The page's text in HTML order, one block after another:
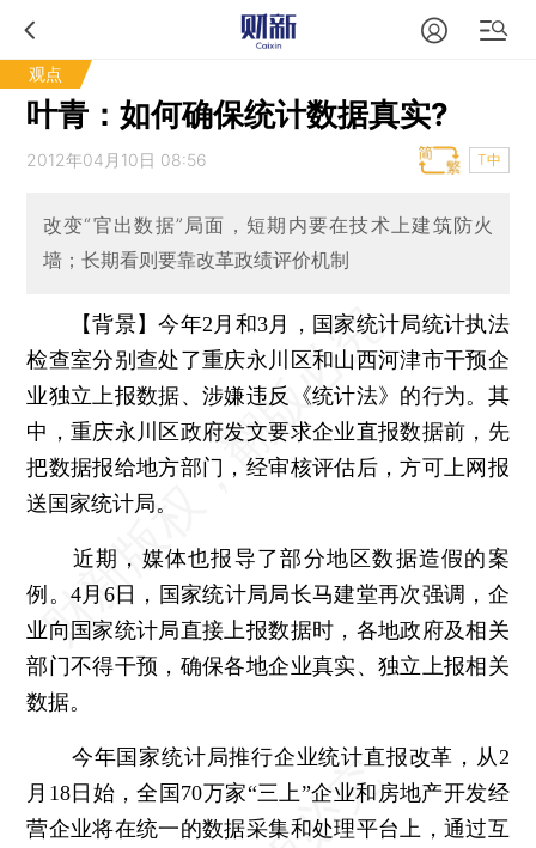
观点
叶青：如何确保统计数据真实?
2012年04月10日 08:56 T中
改变“官出数据”局面，短期内要在技术上建筑防火
墙；长期看则要靠改革政绩评价机制
【背景】今年2月和3月，国家统计局统计执法
检查室分别查处了重庆永川区和山西河津市干预企
业独立上报数据、涉嫌违反《统计法》的行为。其
中，重庆永川区政府发文要求企业直报数据前，先
把数据报给地方部门，经审核评估后，方可上网报
送国家统计局。
近期，媒体也报导了部分地区数据造假的案
例。4月6日，国家统计局局长马建堂再次强调，企
业向国家统计局直接上报数据时，各地政府及相关
部门不得干预，确保各地企业真实、独立上报相关
数据。
今年国家统计局推行企业统计直报改革，从2
月18日始，全国70万家“三上”企业和房地产开发经
营企业将在统一的数据采集和处理平台上，通过互